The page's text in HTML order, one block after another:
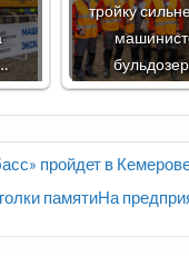
тройку
пройдет в
памятиНа